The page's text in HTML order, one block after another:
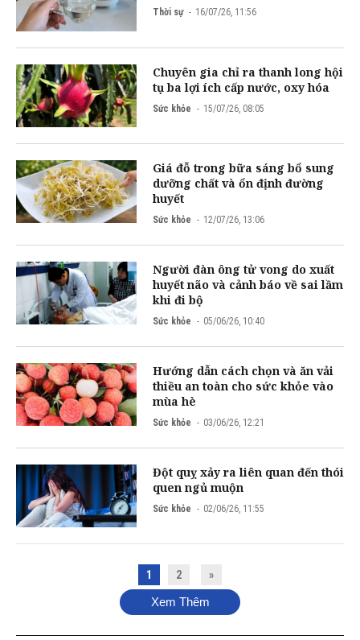
Thời sự 16/07/26, 11:56
Chuyên gia chỉ ra thanh long hội
tụ ba lợi ích cấp nước, oxy hóa
Sức khỏe 15/07/26, 08:05
Giá đỗ trong bữa sáng bổ sung
dưỡng chất và ổn định đường
huyết
Sức khỏe 12/07/26, 13:06
Người đàn ông tử vong do xuất
huyết não và cảnh báo về sai lầm
khi đi bộ
Sức khỏe 05/06/26, 10:40
Hướng dẫn cách chọn và ăn vải
thiều an toàn cho sức khỏe vào
mùa hè
Sức khỏe 03/06/26, 12:21
Đột quỵ xảy ra liên quan đến thói
quen ngủ muộn
Sức khỏe 02/06/26, 11:55
1 2 »
Xem Thêm